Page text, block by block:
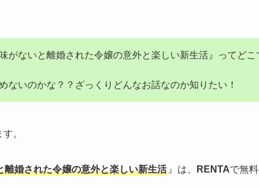
味がないと離婚された令嬢の意外と楽しい新生活』ってどこ
ないのかな？？ざっくりどんなお話なのか知りたい！
。
離婚された令嬢の意外と楽しい新生活 』は、 RENTAで無